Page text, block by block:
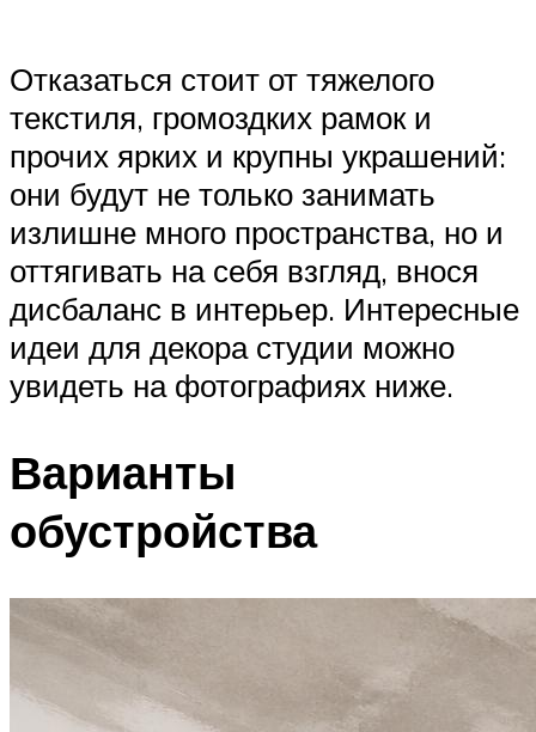
Отказаться стоит от тяжелого
текстиля, громоздких рамок и
прочих ярких и крупны украшений:
они будут не только занимать
излишне много пространства, но и
оттягивать на себя взгляд, внося
дисбаланс в интерьер. Интересные
идеи для декора студии можно
увидеть на фотографиях ниже.
Варианты
обустройства